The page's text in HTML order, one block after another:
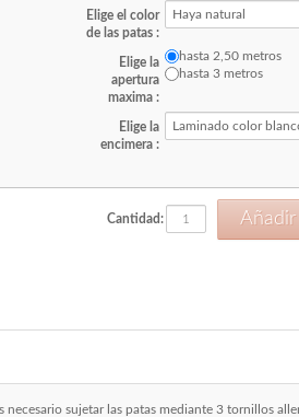
Elige el color
de las patas :
Haya natural
Elige la
apertura
maxima :
hasta 2,50 metros
hasta 3 metros
Elige la
encimera :
Laminado color
Cantidad:
sujetar las patas mediante 3 tornillos